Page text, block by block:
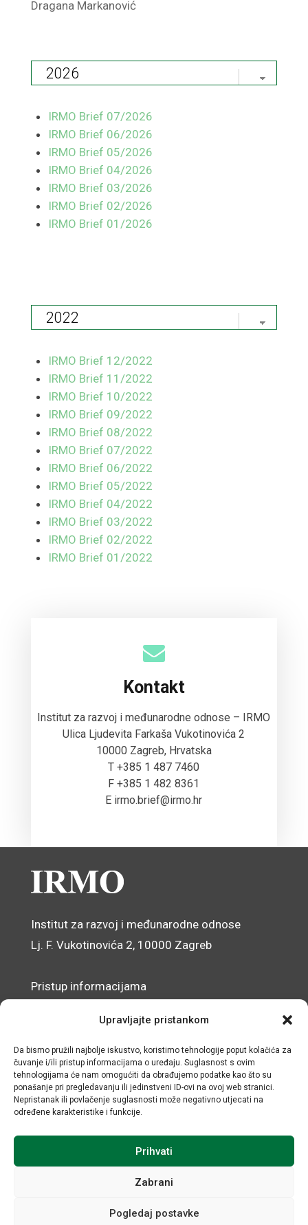
Upravljajte pristankom
Da bismo pružili najbolje iskustvo, koristimo tehnologije poput kolačića za
čuvanje i/ili pristup informacijama o uređaju. Suglasnost s ovim
tehnologijama će nam omogućiti da obrađujemo podatke kao što su
ponašanje pri pregledavanju ili jedinstveni ID-ovi na ovoj web stranici.
Nepristanak ili povlačenje suglasnosti može negativno utjecati na
određene karakteristike i funkcije.
Prihvati
Zabrani
Pogledaj postavke
Dragana Markanović
IRMO Brief 07/2026
IRMO Brief 06/2026
IRMO Brief 05/2026
IRMO Brief 04/2026
IRMO Brief 03/2026
IRMO Brief 02/2026
IRMO Brief 01/2026
IRMO Brief 12/2022
IRMO Brief 11/2022
IRMO Brief 10/2022
IRMO Brief 09/2022
IRMO Brief 08/2022
IRMO Brief 07/2022
IRMO Brief 06/2022
IRMO Brief 05/2022
IRMO Brief 04/2022
IRMO Brief 03/2022
IRMO Brief 02/2022
IRMO Brief 01/2022
Kontakt
Institut za razvoj i međunarodne odnose – IRMO
Ulica Ljudevita Farkaša Vukotinovića 2
10000 Zagreb, Hrvatska
T +385 1 487 7460
F +385 1 482 8361
E irmo.brief@irmo.hr
Institut za razvoj i međunarodne odnose
Lj. F. Vukotinovića 2, 10000 Zagreb
Pristup informacijama
Izjava o pristupačnosti mrežnog sjedišta
© IRMO – Impresum
OIB: 31120185175
Sva prava sadržana © Institut za razvoj i međunarodne